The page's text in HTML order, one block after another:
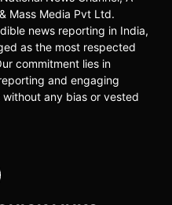
Mass Media Pvt Ltd.
news reporting in India,
as the most respected
commitment lies in
and engaging
any bias or vested